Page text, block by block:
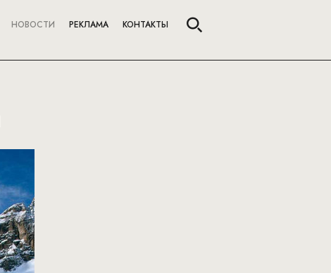
НОВОСТИ РЕКЛАМА КОНТАКТЫ